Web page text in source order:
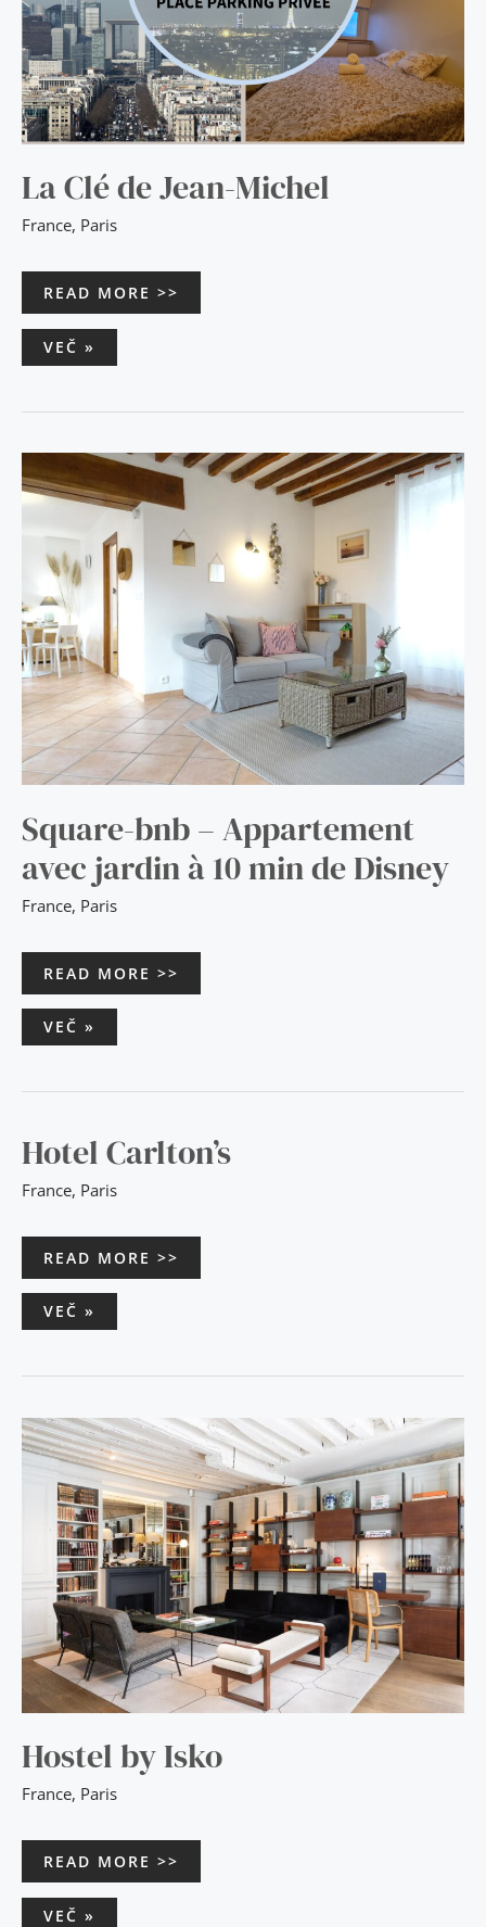
La Clé de Jean-Michel
France, Paris
READ MORE >>
VEČ »
Square-bnb – Appartement
avec jardin à 10 min de Disney
France, Paris
READ MORE >>
SQUARE-
BNB
–
APPARTEMENT
JARDIN
À
10
MIN
DE
DISNEY
VEČ »
Hotel Carlton’s
France, Paris
READ MORE >>
HOTEL
CARLTON’S
VEČ »
Hostel by Isko
France, Paris
READ MORE >>
HOSTEL
BY
ISKO
VEČ »